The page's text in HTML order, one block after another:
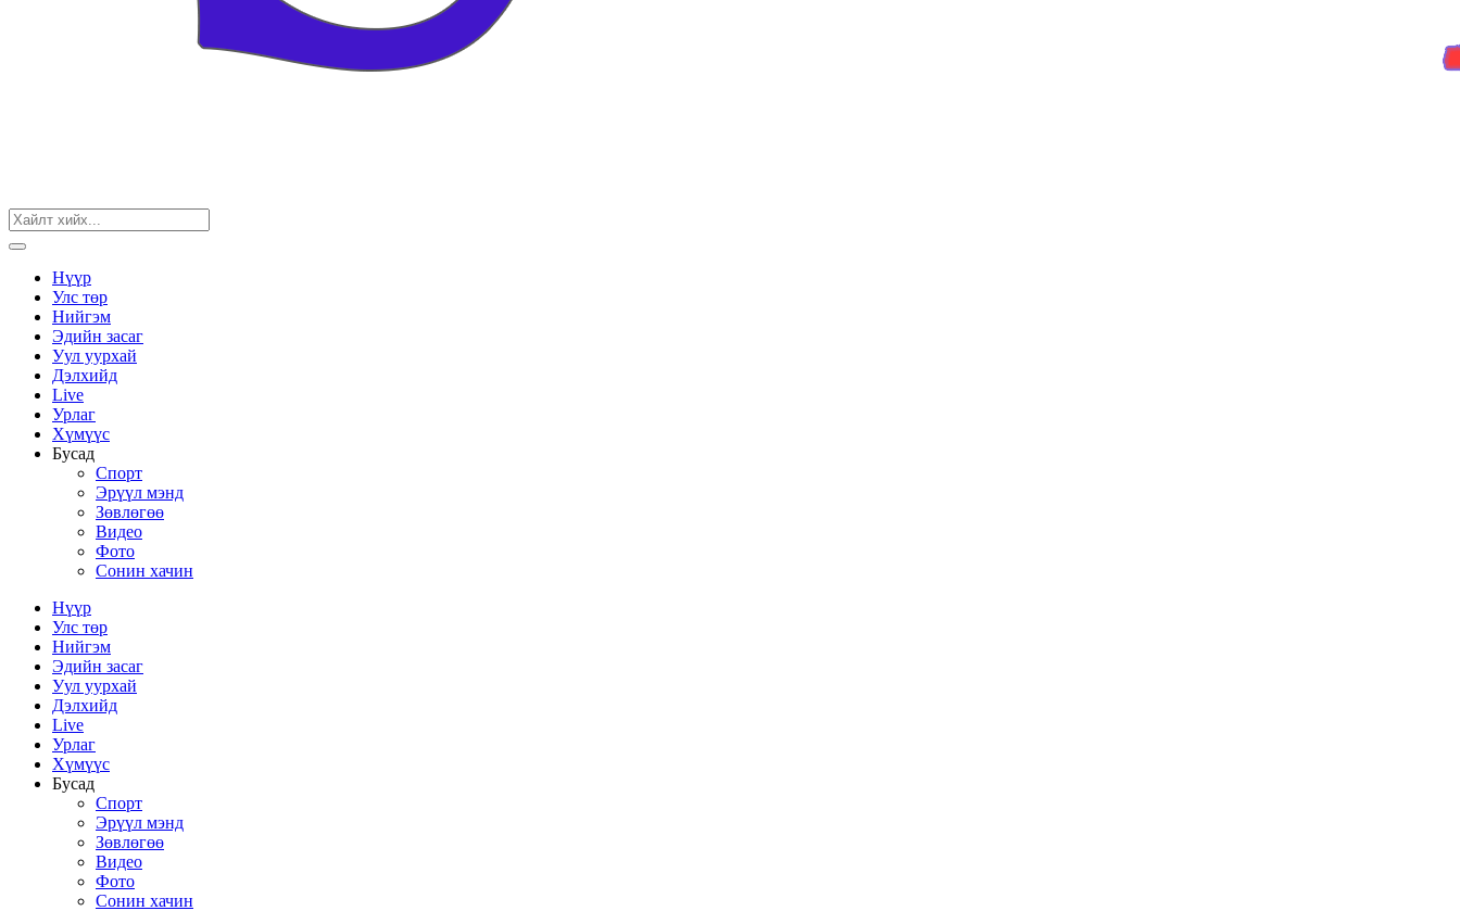
Нүүр
Улс төр
Нийгэм
Эдийн засаг
Уул уурхай
Дэлхийд
Live
Урлаг
Хүмүүс
Бусад
Спорт
Эрүүл мэнд
Зөвлөгөө
Видео
Фото
Сонин хачин
Нүүр
Улс төр
Нийгэм
Эдийн засаг
Уул уурхай
Дэлхийд
Live
Урлаг
Хүмүүс
Бусад
Спорт
Эрүүл мэнд
Зөвлөгөө
Видео
Фото
Сонин хачин